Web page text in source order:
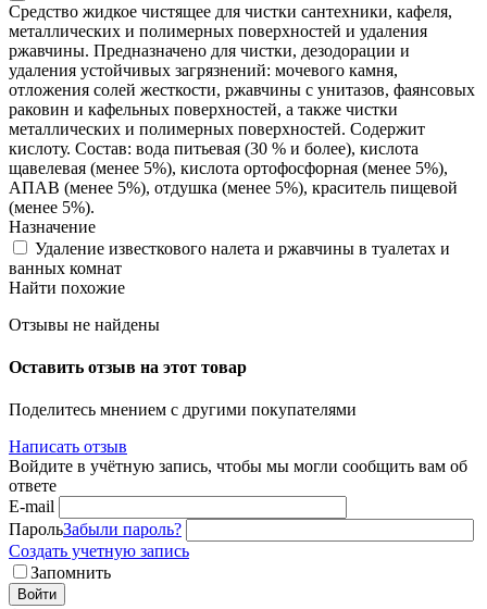
Средство жидкое чистящее для чистки сантехники, кафеля,
металлических и полимерных поверхностей и удаления
ржавчины. Предназначено для чистки, дезодорации и
удаления устойчивых загрязнений: мочевого камня,
отложения солей жесткости, ржавчины с унитазов, фаянсовых
раковин и кафельных поверхностей, а также чистки
металлических и полимерных поверхностей. Содержит
кислоту. Состав: вода питьевая (30 % и более), кислота
щавелевая (менее 5%), кислота ортофосфорная (менее 5%),
АПАВ (менее 5%), отдушка (менее 5%), краситель пищевой
(менее 5%).
Назначение
Удаление известкового налета и ржавчины в туалетах и
ванных комнат
Найти похожие
Отзывы не найдены
Оставить отзыв на этот товар
Поделитесь мнением с другими покупателями
Написать отзыв
Войдите в учётную запись, чтобы мы могли сообщить вам об
ответе
E-mail
ПарольЗабыли пароль?
Создать учетную запись
Запомнить
Войти